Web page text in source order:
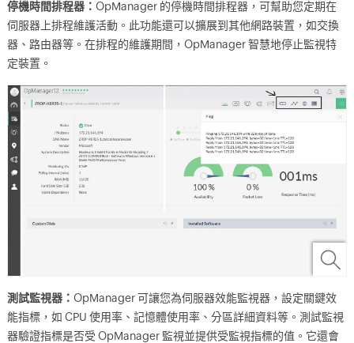
停機時間排程器： OpManager 的停機時間排程器，可幫助您定期在
伺服器上排程維護活動。此功能還可以擴展到其他網路裝置，如交換
器、路由器等。在排程的維護期間，OpManager 智慧地停止監視特
定裝置。
測試監視器： OpManager 可讓您為伺服器效能監視器，設定關鍵效
能指標，如 CPU 使用率、記憶體使用率、分區詳細資料等。測試監視
器驗證指標是否受 OpManager 監視並提供受監視指標的值。它還會